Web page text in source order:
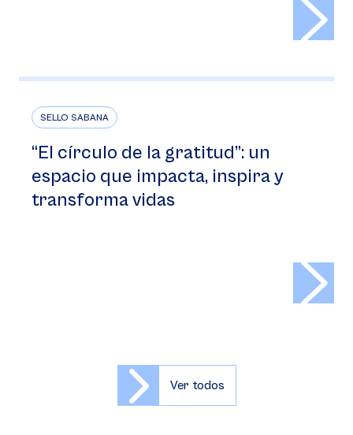
SELLO SABANA
“El círculo de la gratitud”: un
espacio que impacta, inspira y
transforma vidas
Ver todos